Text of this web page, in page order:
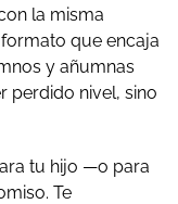
la misma
que encaja
y añumnas
perdido nivel, sino
tu hijo —o para
Te